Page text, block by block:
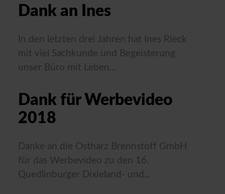
Dank an Ines
In den letzten drei Jahren hat Ines Rieck
mit viel Sachkunde und Begeisterung
unser Büro mit Leben...
Dank für Werbevideo
2018
Danke an die Ostharz Brennstoff GmbH
für das Werbevideo zu den 16.
Quedlinburger Dixieland- und...